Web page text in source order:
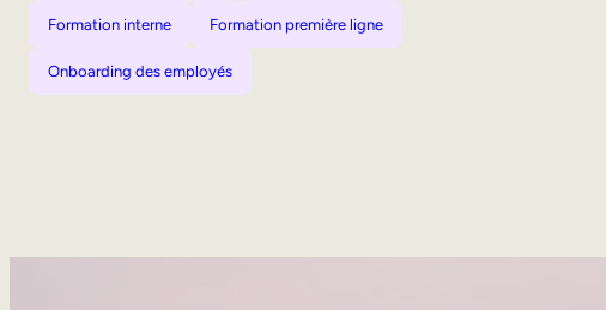
Formation interne Formation première ligne
Onboarding des employés